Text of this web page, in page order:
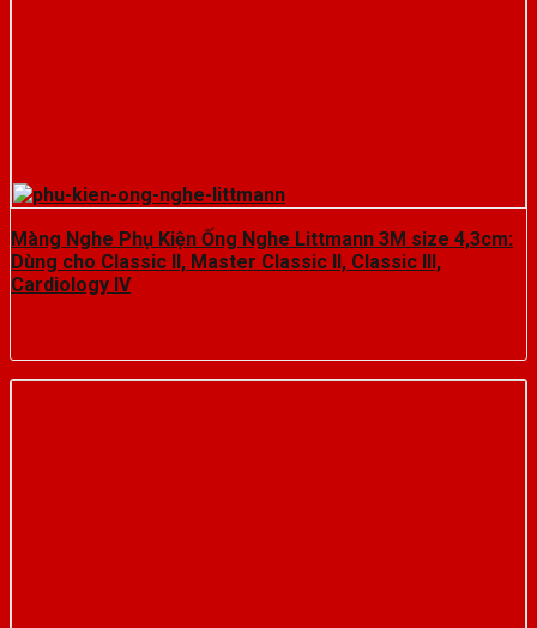
Màng Nghe Phụ Kiện Ống Nghe Littmann 3M size 4,3cm:
Dùng cho Classic II, Master Classic II, Classic III,
Cardiology IV